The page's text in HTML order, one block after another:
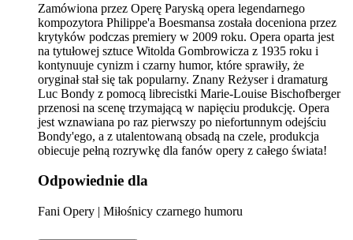
Zamówiona przez Operę Paryską opera legendarnego
kompozytora Philippe'a Boesmansa została doceniona przez
krytyków podczas premiery w 2009 roku. Opera oparta jest
na tytułowej sztuce Witolda Gombrowicza z 1935 roku i
kontynuuje cynizm i czarny humor, które sprawiły, że
oryginał stał się tak popularny. Znany Reżyser i dramaturg
Luc Bondy z pomocą librecistki Marie-Louise Bischofberger
przenosi na scenę trzymającą w napięciu produkcję. Opera
jest wznawiana po raz pierwszy po niefortunnym odejściu
Bondy'ego, a z utalentowaną obsadą na czele, produkcja
obiecuje pełną rozrywkę dla fanów opery z całego świata!
Odpowiednie dla
Fani Opery | Miłośnicy czarnego humoru